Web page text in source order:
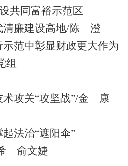
同富裕示范区
廉建设高地/陈 澄
范中彰显财政更大作为
组
攻关“攻坚战”/金 康
法治“遮阳伞”
俞文婕